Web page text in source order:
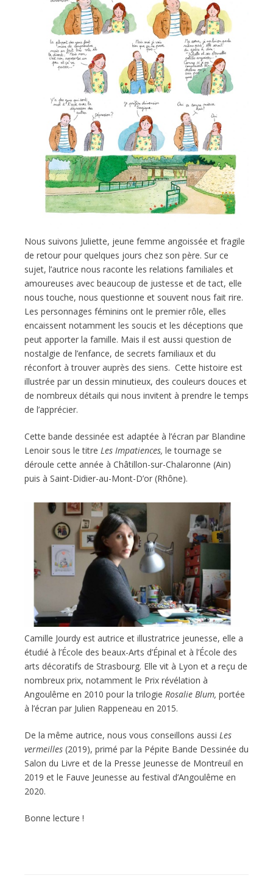
Nous suivons Juliette, jeune femme angoissée et fragile
de retour pour quelques jours chez son père. Sur ce
sujet, l’autrice nous raconte les relations familiales et
amoureuses avec beaucoup de justesse et de tact, elle
nous touche, nous questionne et souvent nous fait rire.
Les personnages féminins ont le premier rôle, elles
encaissent notamment les soucis et les déceptions que
peut apporter la famille. Mais il est aussi question de
nostalgie de l’enfance, de secrets familiaux et du
réconfort à trouver auprès des siens. Cette histoire est
illustrée par un dessin minutieux, des couleurs douces et
de nombreux détails qui nous invitent à prendre le temps
de l’apprécier.
Cette bande dessinée est adaptée à l’écran par Blandine
Lenoir sous le titre Les Impatiences, le tournage se
déroule cette année à Châtillon-sur-Chalaronne (Ain)
puis à Saint-Didier-au-Mont-D’or (Rhône).
Camille Jourdy est autrice et illustratrice jeunesse, elle a
étudié à l’École des beaux-Arts d’Épinal et à l’École des
arts décoratifs de Strasbourg. Elle vit à Lyon et a reçu de
nombreux prix, notamment le Prix révélation à
Angoulême en 2010 pour la trilogie Rosalie Blum, portée
à l’écran par Julien Rappeneau en 2015.
De la même autrice, nous vous conseillons aussi Les
vermeilles (2019), primé par la Pépite Bande Dessinée du
Salon du Livre et de la Presse Jeunesse de Montreuil en
2019 et le Fauve Jeunesse au festival d’Angoulême en
2020.
Bonne lecture !